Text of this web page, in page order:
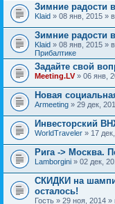
Зимние радости
Klaid » 08 янв, 2015 »
Зимние радости
Klaid » 08 янв, 2015 »
Прибалтике
Задайте свой
Meeting.LV» 06 янв,
Новая
Armeeting » 29 дек,
Инвесторский
WorldTraveler » 17
Рига -> Москва.
Lamborgini » 02 дек,
СКИДКИ на
осталось!
Гость » 29 ноя, 2014